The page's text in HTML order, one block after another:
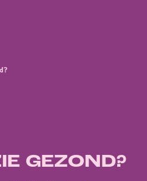
GEZOND?